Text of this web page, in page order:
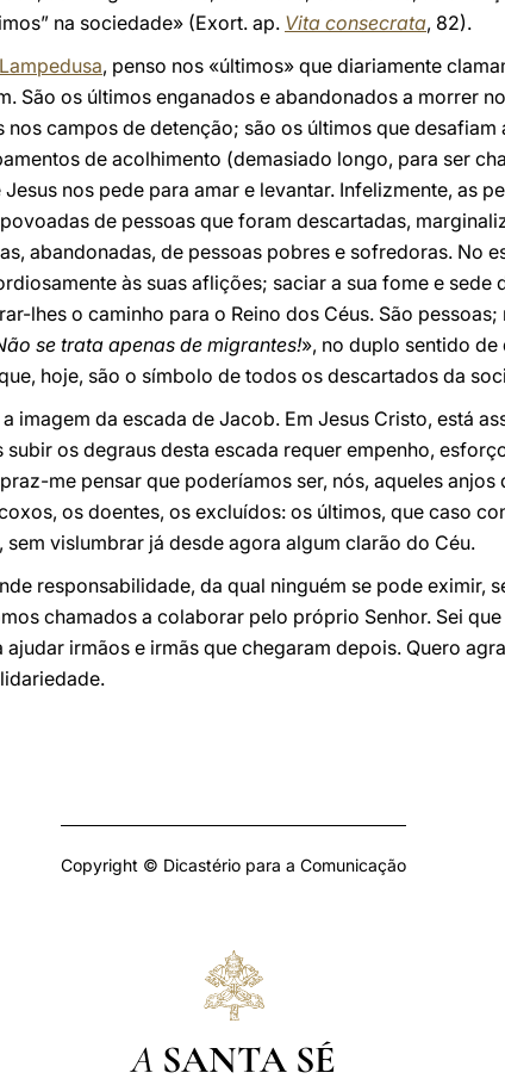
na sociedade» (Exort. ap. Vita consecrata, 82).
, penso nos «últimos» que diariamente
São os últimos enganados e abandonados a morrer
campos de detenção; são os últimos que
de acolhimento (demasiado longo, para ser
nos pede para amar e levantar. Infelizmente, as
de pessoas que foram descartadas,
abandonadas, de pessoas pobres e sofredoras. No
às suas aflições; saciar a sua fome e sede
lhes o caminho para o Reino dos Céus. São pessoas;
se trata apenas de migrantes!», no duplo sentido de
hoje, são o símbolo de todos os descartados da
imagem da escada de Jacob. Em Jesus Cristo, está
subir os degraus desta escada requer empenho,
me pensar que poderíamos ser, nós, aqueles anjos
os doentes, os excluídos: os últimos, que caso
vislumbrar já desde agora algum clarão do Céu.
responsabilidade, da qual ninguém se pode eximir,
chamados a colaborar pelo próprio Senhor. Sei
ajudar irmãos e irmãs que chegaram depois. Quero
Copyright © Dicastério para a Comunicação
A SANTA SÉ